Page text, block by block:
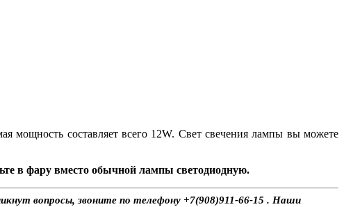
мощность составляет всего 12W. Свет свечения лампы вы можете
в фару вместо обычной лампы светодиодную.
вопросы, звоните по телефону +7(908)911-66-15 . Наши